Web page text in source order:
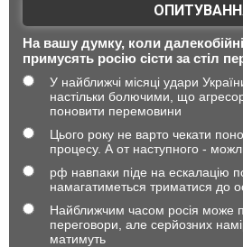
На вашу думку, коли далекобійні
примусять росію сісти за стіл
У найближчі місяці удари
настільки болючими, що
поновити перемовини
Цього року не варто чекати
процесу. А от наступного -
рф навпаки піде на ескалацію
намагатиметься триматися до
Найближчим часом росія може
переговори, але серйозних
матимуть